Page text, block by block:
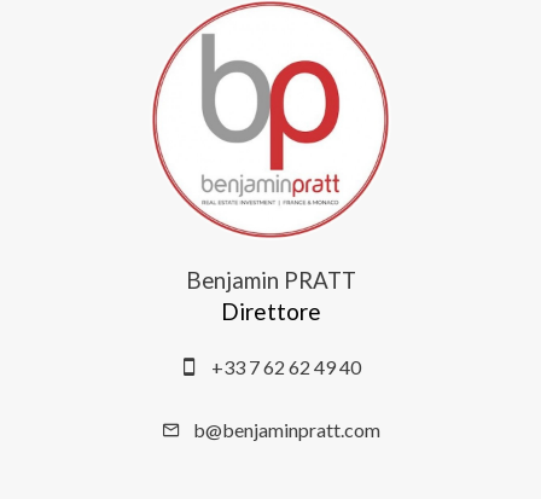
Benjamin PRATT
Direttore
+33 7 62 62 49 40
b@benjaminpratt.com